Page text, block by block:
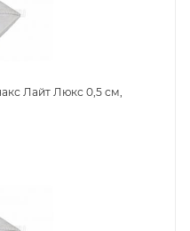
Лайт Люкс 0,5 см,